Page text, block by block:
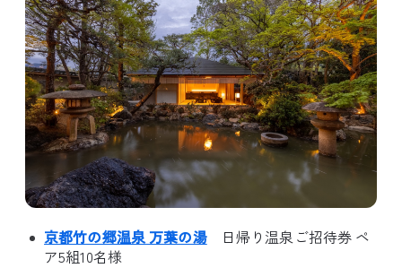
京都竹の郷温泉 万葉の湯日帰り温泉ご招待券 ペ
ア5組10名様